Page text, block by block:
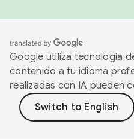
Google utiliza tecnología
contenido a tu idioma
realizadas con IA pueden